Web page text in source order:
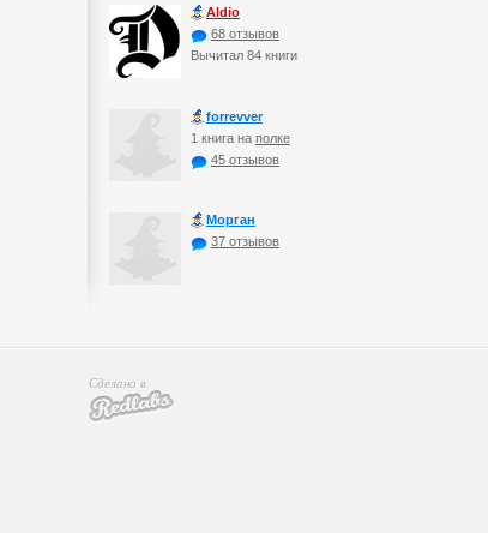
Aldio
68 отзывов
Вычитал 84 книги
forrevver
1 книга на полке
45 отзывов
Морган
37 отзывов
Сделано в